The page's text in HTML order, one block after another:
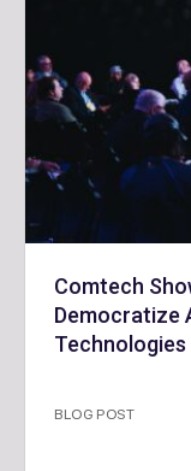
Comtech
Democratize
Technologies
BLOG POST